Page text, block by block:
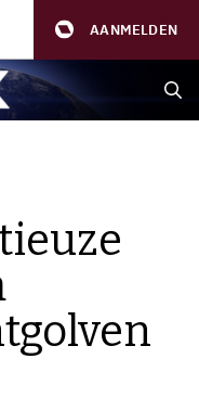
AANMELDEN